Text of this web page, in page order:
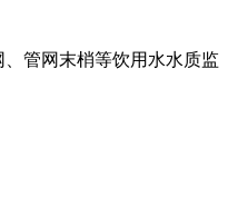
管网末梢等饮用水水质监